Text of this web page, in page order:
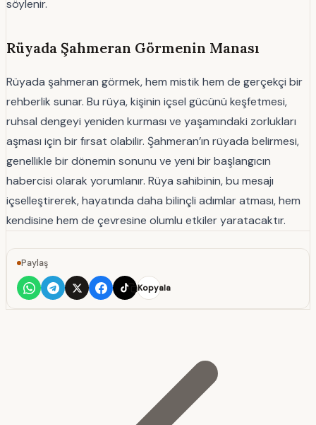
söylenir.
Rüyada Şahmeran Görmenin Manası
Rüyada şahmeran görmek, hem mistik hem de gerçekçi bir
rehberlik sunar. Bu rüya, kişinin içsel gücünü keşfetmesi,
ruhsal dengeyi yeniden kurması ve yaşamındaki zorlukları
aşması için bir fırsat olabilir. Şahmeran’ın rüyada belirmesi,
genellikle bir dönemin sonunu ve yeni bir başlangıcın
habercisi olarak yorumlanır. Rüya sahibinin, bu mesajı
içselleştirerek, hayatında daha bilinçli adımlar atması, hem
kendisine hem de çevresine olumlu etkiler yaratacaktır.
Paylaş
Kopyala